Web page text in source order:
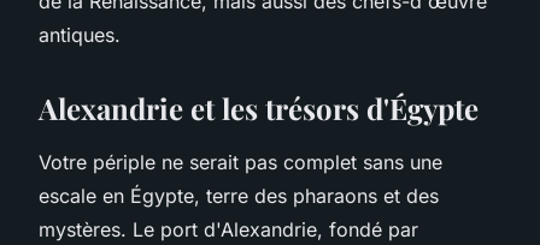
antiques.
Alexandrie et les trésors d'Égypte
Votre périple ne serait pas complet sans une
escale en Égypte, terre des pharaons et des
mystères. Le port d'Alexandrie, fondé par